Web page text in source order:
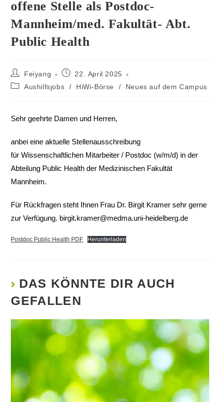
offene Stelle als Postdoc-
Mannheim/med. Fakultät- Abt.
Public Health
Feiyang
22. April 2025
Aushilfsjobs
/ HiWi-Börse / Neues auf dem Campus
Sehr geehrte Damen und Herren,
anbei eine aktuelle Stellenausschreibung
für Wissenschaftlichen Mitarbeiter / Postdoc (w/m/d) in der
Abteilung Public Health der Medizinischen Fakultät
Mannheim.
Für Rückfragen steht Ihnen Frau Dr. Birgit Kramer sehr gerne
zur Verfügung. birgit.kramer@medma.uni-heidelberg.de
Postdoc Public Health PDF Herunterladen
DAS KÖNNTE DIR AUCH
GEFALLEN